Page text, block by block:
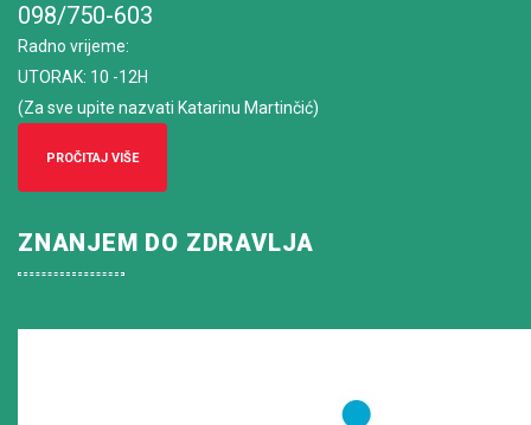
098/750-603
Radno vrijeme:
UTORAK: 10 -12H
(Za sve upite nazvati Katarinu Martinčić)
PROČITAJ VIŠE
ZNANJEM DO ZDRAVLJA